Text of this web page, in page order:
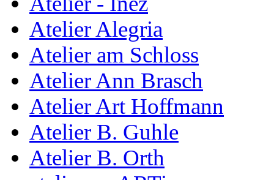
Atelier Alegria
Atelier am Schloss
Atelier Ann Brasch
Atelier Art Hoffmann
Atelier B. Guhle
Atelier B. Orth